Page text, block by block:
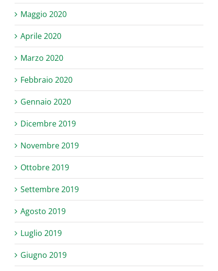
Maggio 2020
Aprile 2020
Marzo 2020
Febbraio 2020
Gennaio 2020
Dicembre 2019
Novembre 2019
Ottobre 2019
Settembre 2019
Agosto 2019
Luglio 2019
Giugno 2019